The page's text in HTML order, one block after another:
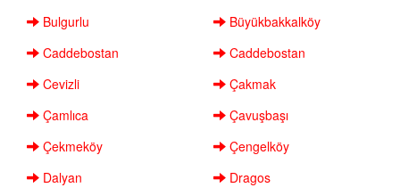
Bulgurlu
Büyükbakkalköy
Caddebostan
Caddebostan
Cevizli
Çakmak
Çamlıca
Çavuşbaşı
Çekmeköy
Çengelköy
Dalyan
Dragos